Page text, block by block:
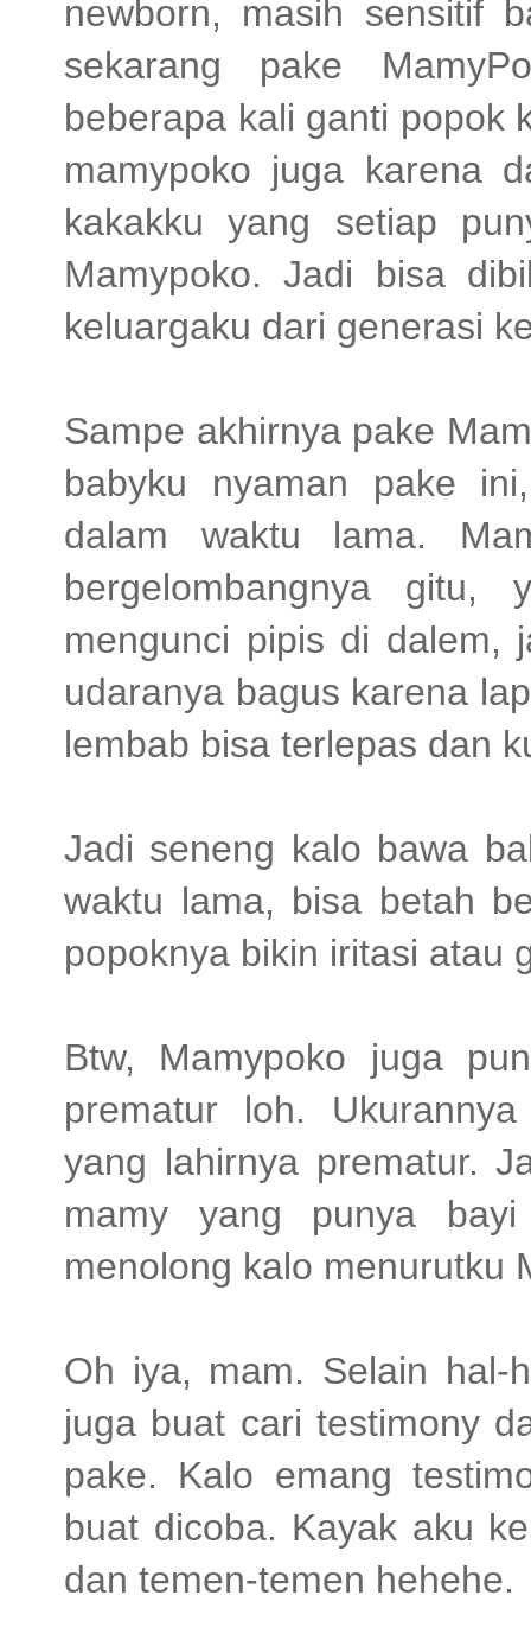
newborn, masih sensitif
sekarang pake
beberapa kali ganti popok
mamypoko juga karena
kakakku yang setiap
Mamypoko. Jadi bisa
keluargaku dari generasi
Sampe akhirnya pake
babyku nyaman pake
dalam waktu lama.
bergelombangnya
mengunci pipis di dalem,
udaranya bagus karena
lembab bisa terlepas dan
Jadi seneng kalo bawa
waktu lama, bisa betah
popoknya bikin iritasi atau
Btw, Mamypoko juga
prematur loh.
yang lahirnya prematur.
mamy yang punya
menolong kalo menurutku
Oh iya, mam. Selain hal-
juga buat cari testimony
pake. Kalo emang
buat dicoba. Kayak aku
dan temen-temen hehehe.